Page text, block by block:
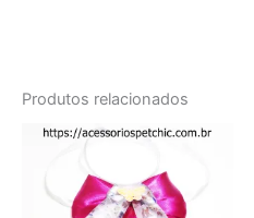
Produtos relacionados